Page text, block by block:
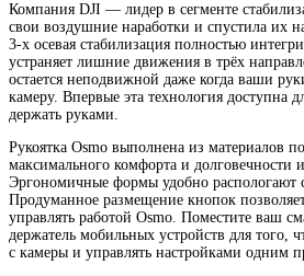
Компания DJI — лидер в сегменте
свои воздушние наработки и спустила их
3-х осевая стабилизация полностью
устраняет лишние движения в трёх
остается неподвижной даже когда ваши
камеру. Впервые эта технология доступна
держать руками.
Рукоятка Osmo выполнена из материалов
максимального комфорта и долговечности
Эргономичные формы удобно распологают
Продуманное размещение кнопок
управлять работой Osmo. Поместите ваш
держатель мобильных устройств для того,
с камеры и управлять настройками одним